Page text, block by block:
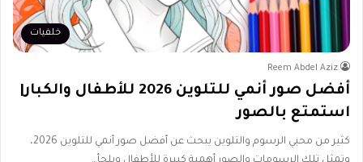
خلفيات
Reem Abdel Aziz
أفضل صور أنمي للتلوين 2026 للأطفال والكبار|
استمتع بالصور
كثير من محبي الرسوم والتلوين يبحث عن أفضل صور أنمي للتلوين 2026،